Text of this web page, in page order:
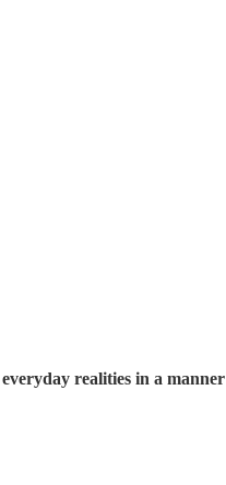
realities in a manner